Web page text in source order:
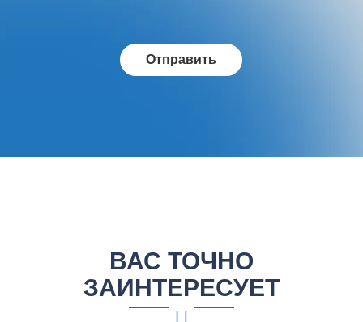
ВАС ТОЧНО
ЗАИНТЕРЕСУЕТ